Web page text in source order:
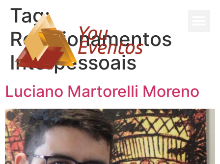
Tag:
Relacionamentos
Interpessoais
Luciano Martorelli Moreno